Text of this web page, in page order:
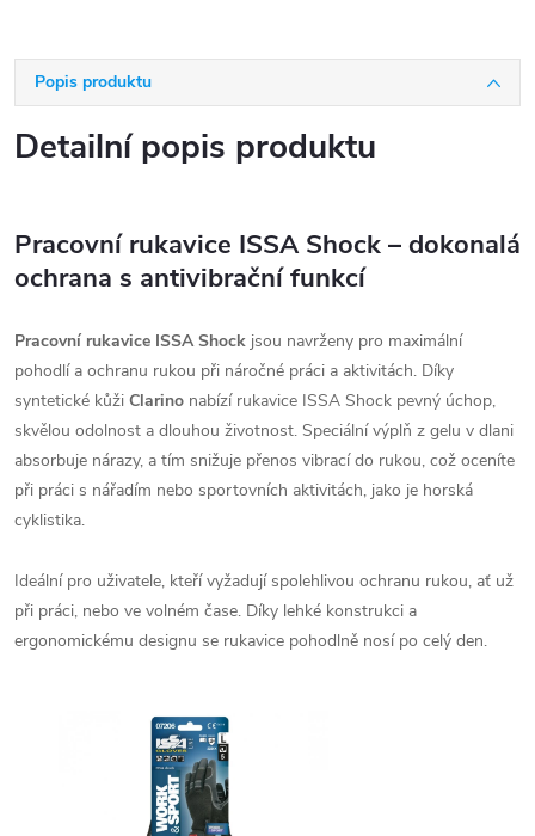
Popis produktu
Detailní popis produktu
Pracovní rukavice ISSA Shock – dokonalá
ochrana s antivibrační funkcí
Pracovní rukavice ISSA Shock jsou navrženy pro maximální
pohodlí a ochranu rukou při náročné práci a aktivitách. Díky
syntetické kůži Clarino nabízí rukavice ISSA Shock pevný úchop,
skvělou odolnost a dlouhou životnost. Speciální výplň z gelu v dlani
absorbuje nárazy, a tím snižuje přenos vibrací do rukou, což oceníte
při práci s nářadím nebo sportovních aktivitách, jako je horská
cyklistika.
Ideální pro uživatele, kteří vyžadují spolehlivou ochranu rukou, ať už
při práci, nebo ve volném čase. Díky lehké konstrukci a
ergonomickému designu se rukavice pohodlně nosí po celý den.